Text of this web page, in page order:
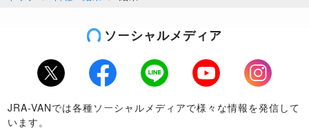
ソーシャルメディア
Twitter Facebook LINE Youtube
Instagram
JRA-VANでは各種ソーシャルメディアで様々な情報を発信して
います。